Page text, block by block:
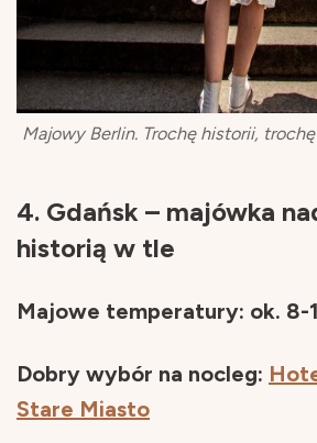
Majowy Berlin. Trochę historii,
4. Gdańsk – majówka
historią w tle
Majowe temperatury: ok. 8-
Dobry wybór na nocleg:
Stare Miasto